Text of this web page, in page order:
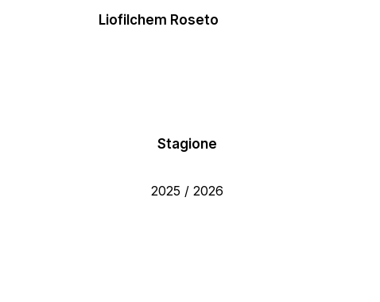
Liofilchem Roseto
Stagione
2025 / 2026